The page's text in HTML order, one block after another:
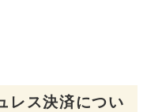
レス決済につい